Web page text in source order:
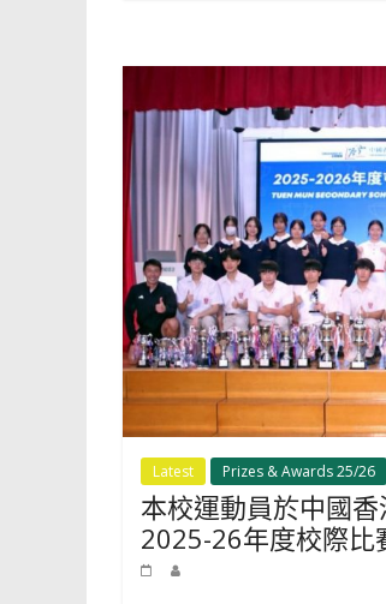
Latest Prizes & Awards 25/26
本校運動員於中國
2025-26年度校際比